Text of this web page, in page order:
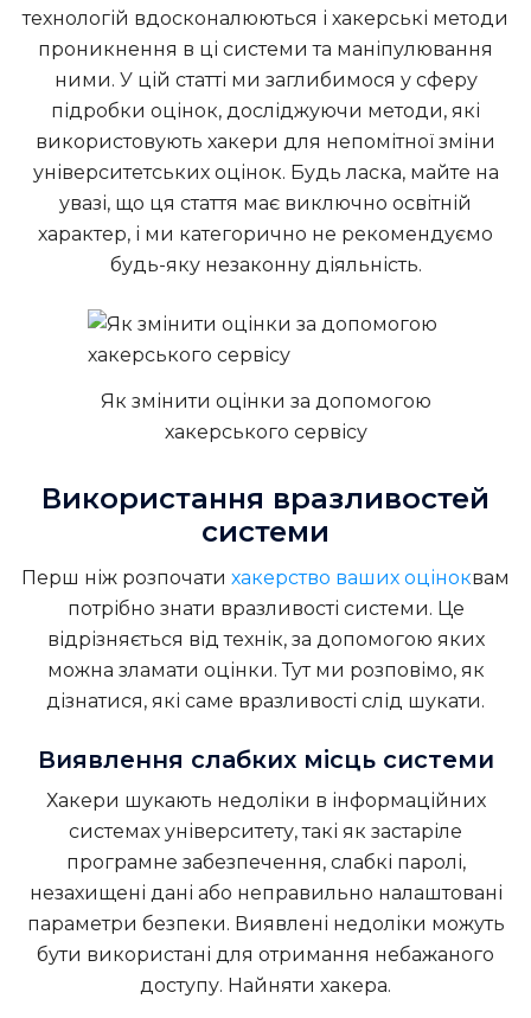
технологій вдосконалюються і хакерські методи
проникнення в ці системи та маніпулювання
ними. У цій статті ми заглибимося у сферу
підробки оцінок, досліджуючи методи, які
використовують хакери для непомітної зміни
університетських оцінок. Будь ласка, майте на
увазі, що ця стаття має виключно освітній
характер, і ми категорично не рекомендуємо
будь-яку незаконну діяльність.
Як змінити оцінки за допомогою
хакерського сервісу
Використання вразливостей
системи
Перш ніж розпочати хакерство ваших оціноквам
потрібно знати вразливості системи. Це
відрізняється від технік, за допомогою яких
можна зламати оцінки. Тут ми розповімо, як
дізнатися, які саме вразливості слід шукати.
Виявлення слабких місць системи
Хакери шукають недоліки в інформаційних
системах університету, такі як застаріле
програмне забезпечення, слабкі паролі,
незахищені дані або неправильно налаштовані
параметри безпеки. Виявлені недоліки можуть
бути використані для отримання небажаного
доступу. Найняти хакера.